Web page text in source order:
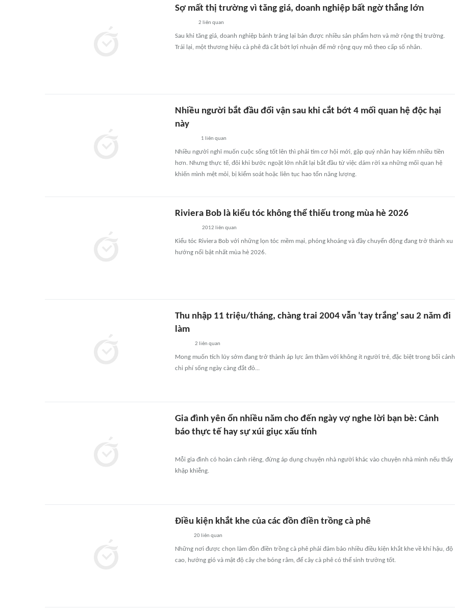
Sợ mất thị trường vì tăng giá, doanh nghiệp bất ngờ thắng lớn
2 liên quan
Sau khi tăng giá, doanh nghiệp bánh tráng lại bán được nhiều sản phẩm hơn và mở rộng thị trường.
Trái lại, một thương hiệu cà phê đã cắt bớt lợi nhuận để mở rộng quy mô theo cấp số nhân.
Nhiều người bắt đầu đổi vận sau khi cắt bớt 4 mối quan hệ độc hại
này
1 liên quan
Nhiều người nghĩ muốn cuộc sống tốt lên thì phải tìm cơ hội mới, gặp quý nhân hay kiếm nhiều tiền
hơn. Nhưng thực tế, đôi khi bước ngoặt lớn nhất lại bắt đầu từ việc dám rời xa những mối quan hệ
khiến mình mệt mỏi, bị kiểm soát hoặc liên tục hao tổn năng lượng.
Riviera Bob là kiểu tóc không thể thiếu trong mùa hè 2026
2012 liên quan
Kiểu tóc Riviera Bob với những lọn tóc mềm mại, phóng khoáng và đầy chuyển động đang trở thành xu
hướng nổi bật nhất mùa hè 2026.
Thu nhập 11 triệu/tháng, chàng trai 2004 vẫn 'tay trắng' sau 2 năm đi
làm
2 liên quan
Mong muốn tích lũy sớm đang trở thành áp lực âm thầm với không ít người trẻ, đặc biệt trong bối cảnh
chi phí sống ngày càng đắt đỏ...
Gia đình yên ổn nhiều năm cho đến ngày vợ nghe lời bạn bè: Cảnh
báo thực tế hay sự xúi giục xấu tính
Mỗi gia đình có hoàn cảnh riêng, đừng áp dụng chuyện nhà người khác vào chuyện nhà mình nếu thấy
khập khiễng.
Điều kiện khắt khe của các đồn điền trồng cà phê
20liên quan
Những nơi được chọn làm đồn điền trồng cà phê phải đảm bảo nhiều điều kiện khắt khe về khí hậu, độ
cao, hướng gió và mật độ cây che bóng râm, để cây cà phê có thể sinh trưởng tốt.